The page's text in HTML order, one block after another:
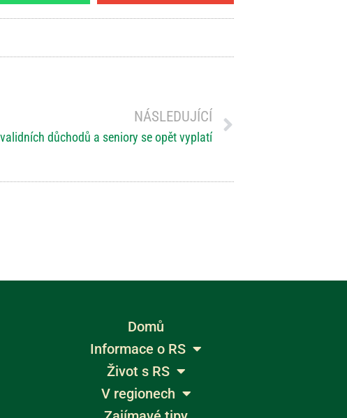
NÁSLEDUJÍCÍ
důchodů a seniory se opět vyplatí
Domů
Informace o RS
Život s RS
V regionech